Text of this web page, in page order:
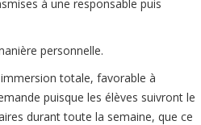
à une responsable puis
personnelle.
totale, favorable à
puisque les élèves suivront le
durant toute la semaine, que ce